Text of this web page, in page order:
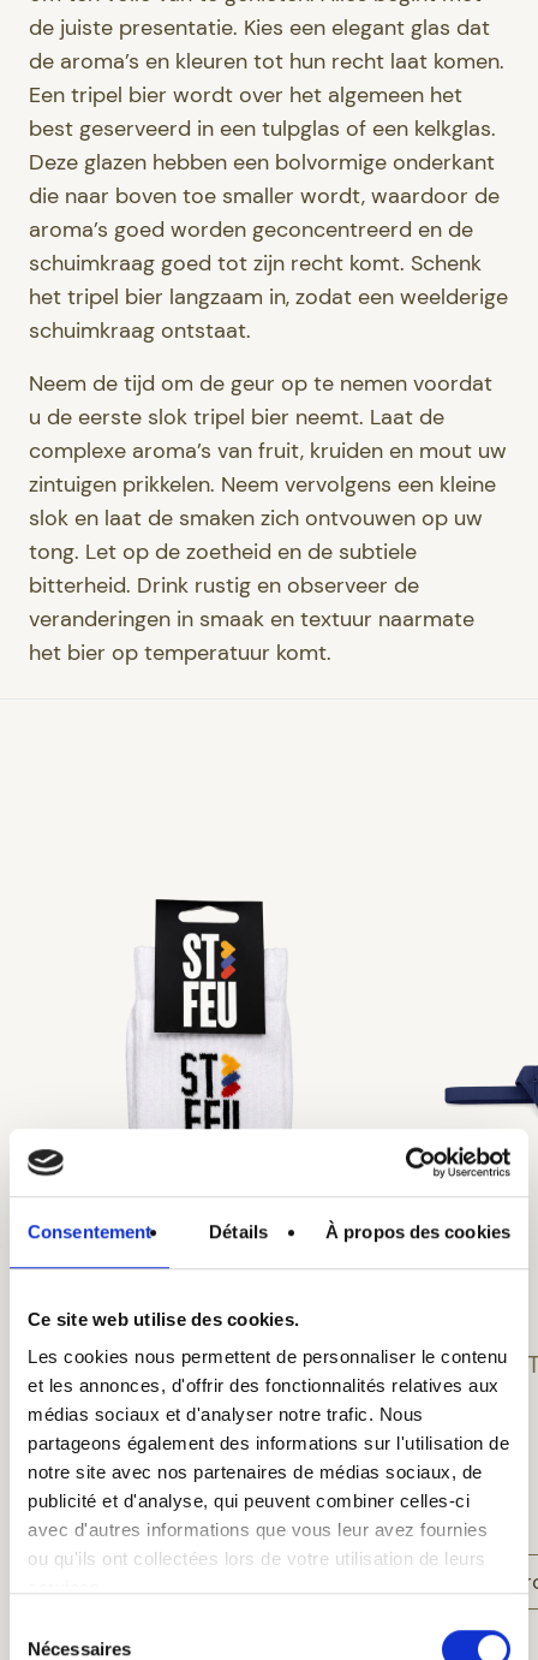
Consentement Détails À propos des cookies
Ce site web utilise des cookies.
Les cookies nous permettent de personnaliser le contenu
et les annonces, d'offrir des fonctionnalités relatives aux
médias sociaux et d'analyser notre trafic. Nous
partageons également des informations sur l'utilisation de
notre site avec nos partenaires de médias sociaux, de
publicité et d'analyse, qui peuvent combiner celles-ci
avec d'autres informations que vous leur avez fournies
ou qu'ils ont collectées lors de votre utilisation de leurs
Nécessaires
de juiste presentatie. Kies een elegant glas dat
de aroma’s en kleuren tot hun recht laat komen.
Een tripel bier wordt over het algemeen het
best geserveerd in een tulpglas of een kelkglas.
Deze glazen hebben een bolvormige onderkant
die naar boven toe smaller wordt, waardoor de
aroma’s goed worden geconcentreerd en de
schuimkraag goed tot zijn recht komt. Schenk
het tripel bier langzaam in, zodat een weelderige
schuimkraag ontstaat.
Neem de tijd om de geur op te nemen voordat
u de eerste slok tripel bier neemt. Laat de
complexe aroma’s van fruit, kruiden en mout uw
zintuigen prikkelen. Neem vervolgens een kleine
slok en laat de smaken zich ontvouwen op uw
tong. Let op de zoetheid en de subtiele
bitterheid. Drink rustig en observeer de
veranderingen in smaak en textuur naarmate
het bier op temperatuur komt.
ST-FEU sokken
€ 12,00